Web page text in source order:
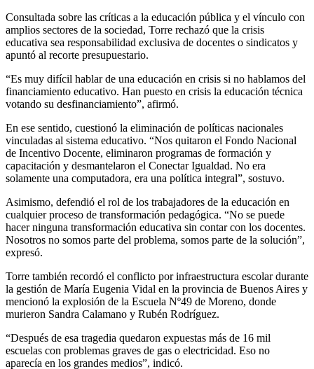
Consultada sobre las críticas a la educación pública y el vínculo con
amplios sectores de la sociedad, Torre rechazó que la crisis
educativa sea responsabilidad exclusiva de docentes o sindicatos y
apuntó al recorte presupuestario.
“Es muy difícil hablar de una educación en crisis si no hablamos del
financiamiento educativo. Han puesto en crisis la educación técnica
votando su desfinanciamiento”, afirmó.
En ese sentido, cuestionó la eliminación de políticas nacionales
vinculadas al sistema educativo. “Nos quitaron el Fondo Nacional
de Incentivo Docente, eliminaron programas de formación y
capacitación y desmantelaron el Conectar Igualdad. No era
solamente una computadora, era una política integral”, sostuvo.
Asimismo, defendió el rol de los trabajadores de la educación en
cualquier proceso de transformación pedagógica. “No se puede
hacer ninguna transformación educativa sin contar con los docentes.
Nosotros no somos parte del problema, somos parte de la solución”,
expresó.
Torre también recordó el conflicto por infraestructura escolar durante
la gestión de María Eugenia Vidal en la provincia de Buenos Aires y
mencionó la explosión de la Escuela Nº49 de Moreno, donde
murieron Sandra Calamano y Rubén Rodríguez.
“Después de esa tragedia quedaron expuestas más de 16 mil
escuelas con problemas graves de gas o electricidad. Eso no
aparecía en los grandes medios”, indicó.